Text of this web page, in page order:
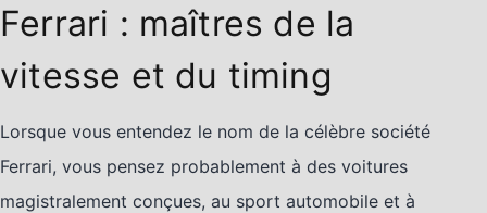
Ferrari : maîtres de la
vitesse et du timing
Lorsque vous entendez le nom de la célèbre société
Ferrari, vous pensez probablement à des voitures
magistralement conçues, au sport automobile et à